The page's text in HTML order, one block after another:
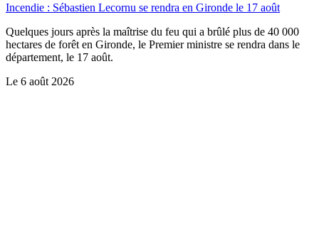
Incendie : Sébastien Lecornu se rendra en Gironde le 17 août
Quelques jours après la maîtrise du feu qui a brûlé plus de 40 000
hectares de forêt en Gironde, le Premier ministre se rendra dans le
département, le 17 août.
Le 6 août 2026